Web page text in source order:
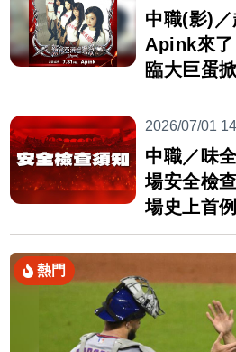
中職(影)
Apink來了
臨大巨蛋
2026/07/01
中職／味
場安全檢
場史上首
安檢機制
熱門